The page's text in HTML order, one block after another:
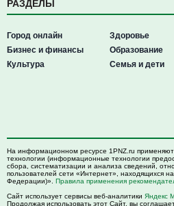
РАЗДЕЛЫ
Город онлайн
Бизнес и финансы
Культура
Здоровье
Образование
Семья и дети
На информационном ресурсе 1PNZ.ru
технологии (информационные технологии
сбора, систематизации и анализа сведений,
пользователей сети «Интернет», находящихся
Федерации)». Правила применения
Сайт использует сервисы веб-аналитики Яндекс
Продолжая использовать этот Сайт, вы